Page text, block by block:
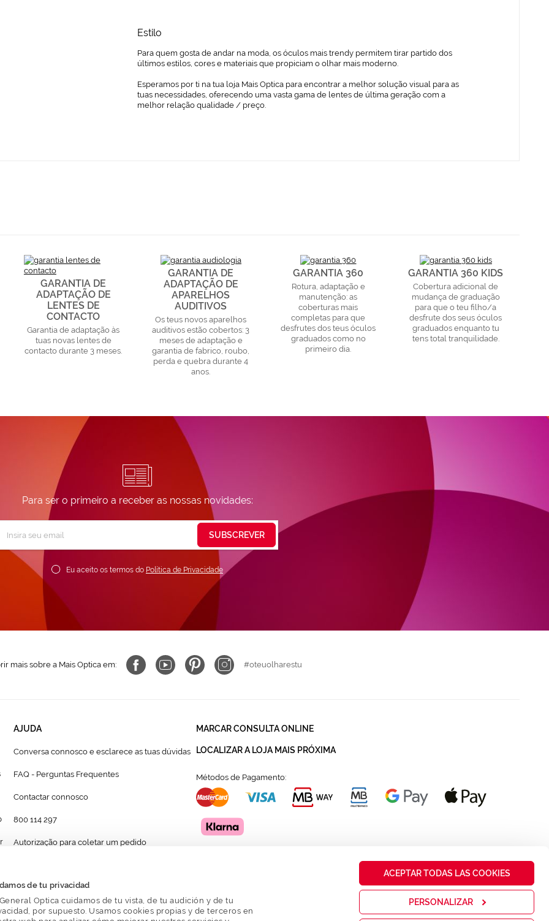
de tu privacidad
Optica cuidamos de tu vista, de tu audición y de tu
por supuesto. Usamos cookies propias y de terceros en
ACEPTAR TODAS LAS COOKIES
PERSONALIZAR
Estilo
Para quem gosta de andar na moda, os óculos mais trendy permitem tirar partido dos
últimos estilos, cores e materiais que propiciam o olhar mais moderno.
Esperamos por ti na tua loja Mais Optica para encontrar a melhor solução visual para as
tuas necessidades, oferecendo uma vasta gama de lentes de última geração com a
melhor relação qualidade / preço.
GARANTIA DE
ADAPTAÇÃO DE
LENTES DE
CONTACTO
Garantia de adaptação às
tuas novas lentes de
contacto durante 3 meses.
GARANTIA DE
ADAPTAÇÃO DE
APARELHOS
AUDITIVOS
Os teus novos aparelhos
auditivos estão cobertos: 3
meses de adaptação e
garantia de fabrico, roubo,
perda e quebra durante 4
anos.
GARANTIA 360
Rotura, adaptação e
manutenção: as
coberturas mais
completas para que
desfrutes dos teus óculos
graduados como no
primeiro dia.
GARANTIA 360 KIDS
Cobertura adicional de
mudança de graduação
para que o teu filho/a
desfrute dos seus óculos
graduados enquanto tu
tens total tranquilidade.
Para ser o primeiro a receber as nossas novidades:
Newsletter:
Eu aceito os termos do Política de Privacidade
SUBSCREVER
mais sobre a Mais Optica em: #oteuolharestu
AJUDA
Conversa connosco e esclarece as tuas dúvidas
FAQ - Perguntas Frequentes
Contactar connosco
800 114 297
Autorização para coletar um pedido
MARCAR CONSULTA ONLINE
LOCALIZAR A LOJA MAIS PRÓXIMA
Métodos de Pagamento: